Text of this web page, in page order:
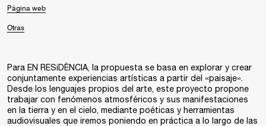
Página web
Otras
Para EN RESiDÈNCIA, la propuesta se basa en explorar y crear
conjuntamente experiencias artísticas a partir del «paisaje».
Desde los lenguajes propios del arte, este proyecto propone
trabajar con fenómenos atmosféricos y sus manifestaciones
en la tierra y en el cielo, mediante poéticas y herramientas
audiovisuales que iremos poniendo en práctica a lo largo de las